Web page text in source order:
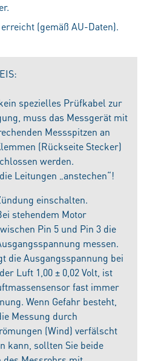
(gemäß AU-Daten).
spezielles Prüfkabel zur
muss das Messgerät mit
Messspitzen an
(Rückseite Stecker)
werden.
Leitungen „anstechen“!
einschalten.
stehendem Motor
Pin 5 und Pin 3 die
messen.
die Ausgangsspannung bei
Luft 1,00 ± 0,02 Volt, ist
fast immer
Wenn Gefahr besteht,
Messung durch
(Wind) verfälscht
kann, sollten Sie beide